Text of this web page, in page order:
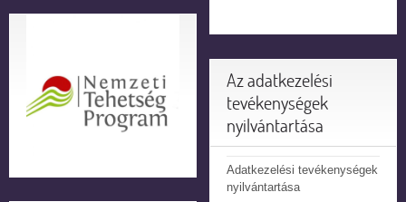
Az adatkezelési
tevékenységek
nyilvántartása
Adatkezelési tevékenységek
nyilvántartása